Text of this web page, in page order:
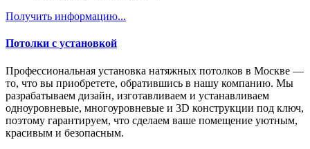
Получить информацию...
Потолки с установкой
Профессиональная установка натяжных потолков в Москве —
то, что вы приобретете, обратившись в нашу компанию. Мы
разрабатываем дизайн, изготавливаем и устанавливаем
одноуровневые, многоуровневые и 3D конструкции под ключ,
поэтому гарантируем, что сделаем ваше помещение уютным,
красивым и безопасным.